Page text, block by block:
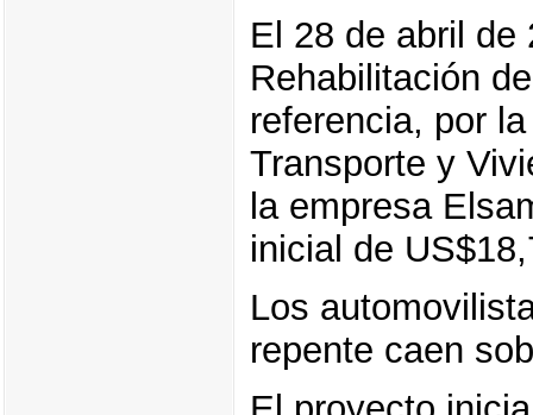
El 28 de abril de
Rehabilitación
referencia, por
Transporte y
la empresa
inicial de
Los
repente caen